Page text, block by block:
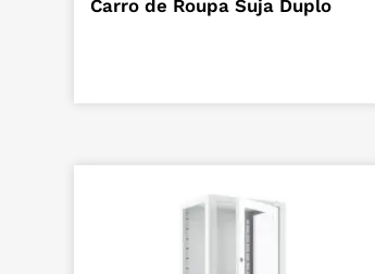
Carro de Roupa Suja Duplo